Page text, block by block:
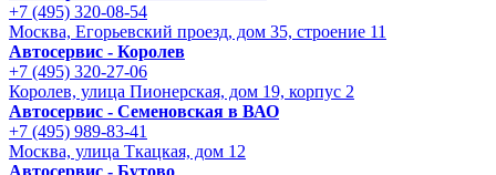
+7 (495) 320-08-54
Москва, Егорьевский проезд, дом 35, строение 11
Автосервис - Королев
+7 (495) 320-27-06
Королев, улица Пионерская, дом 19, корпус 2
Автосервис - Семеновская в ВАО
+7 (495) 989-83-41
Москва, улица Ткацкая, дом 12